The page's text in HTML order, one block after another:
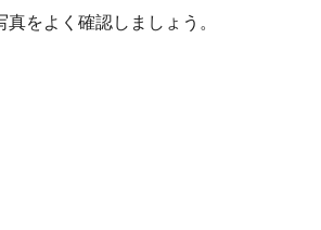
をよく確認しましょう。